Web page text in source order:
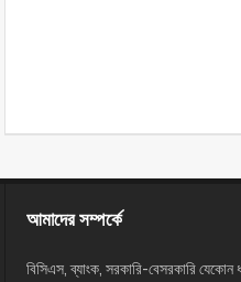
আমাদের সম্পর্কে
বিসিএস, ব্যাংক, সরকারি-বেসরকারি যেকোন